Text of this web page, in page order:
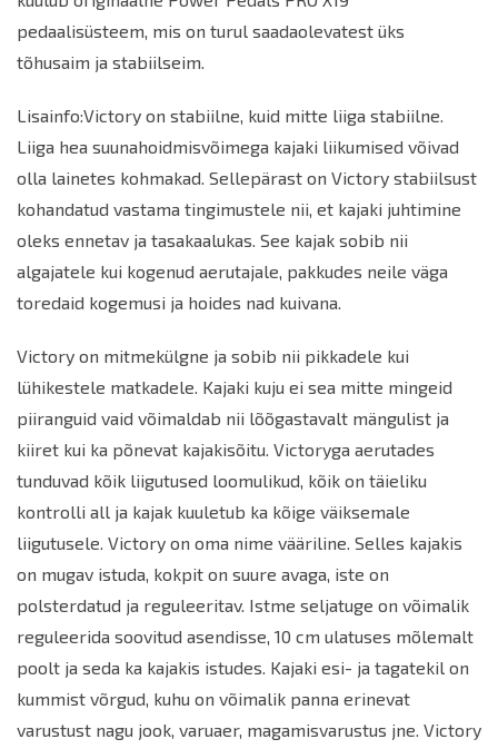
pedaalisüsteem, mis on turul saadaolevatest üks
tõhusaim ja stabiilseim.
Lisainfo:Victory on stabiilne, kuid mitte liiga stabiilne.
Liiga hea suunahoidmisvõimega kajaki liikumised võivad
olla lainetes kohmakad. Sellepärast on Victory stabiilsust
kohandatud vastama tingimustele nii, et kajaki juhtimine
oleks ennetav ja tasakaalukas. See kajak sobib nii
algajatele kui kogenud aerutajale, pakkudes neile väga
toredaid kogemusi ja hoides nad kuivana.
Victory on mitmekülgne ja sobib nii pikkadele kui
lühikestele matkadele. Kajaki kuju ei sea mitte mingeid
piiranguid vaid võimaldab nii lõõgastavalt mängulist ja
kiiret kui ka põnevat kajakisõitu. Victoryga aerutades
tunduvad kõik liigutused loomulikud, kõik on täieliku
kontrolli all ja kajak kuuletub ka kõige väiksemale
liigutusele. Victory on oma nime vääriline. Selles kajakis
on mugav istuda, kokpit on suure avaga, iste on
polsterdatud ja reguleeritav. Istme seljatuge on võimalik
reguleerida soovitud asendisse, 10 cm ulatuses mõlemalt
poolt ja seda ka kajakis istudes. Kajaki esi- ja tagatekil on
kummist võrgud, kuhu on võimalik panna erinevat
varustust nagu jook, varuaer, magamisvarustus jne. Victory